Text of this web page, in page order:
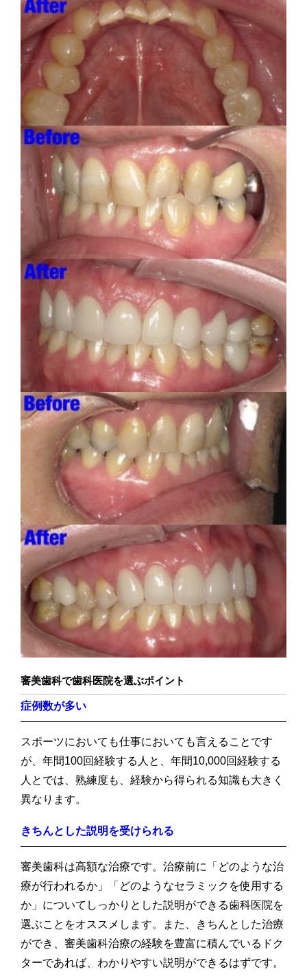
審美歯科で歯科医院を選ぶポイント
症例数が多い
スポーツにおいても仕事においても言えることです
が、年間100回経験する人と、年間10,000回経験する
人とでは、熟練度も、経験から得られる知識も大きく
異なります。
きちんとした説明を受けられる
審美歯科は高額な治療です。治療前に「どのような治
療が行われるか」「どのようなセラミックを使用する
か」についてしっかりとした説明ができる歯科医院を
選ぶことをオススメします。また、きちんとした治療
ができ、審美歯科治療の経験を豊富に積んでいるドク
ターであれば、わかりやすい説明ができるはずです。